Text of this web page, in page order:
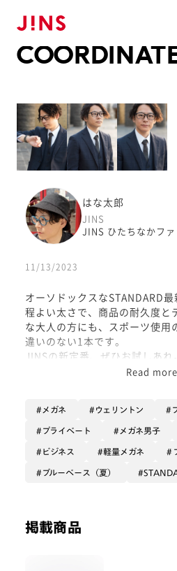
はな太郎
JINS
JINS ひたちなかフ
11/13/2023
オーソドックスなSTANDARD
程よい太さで、商品の耐久度と
な大人の方にも、スポーツ使用
違いのない1本です。
JINSの新定番、ぜひお試しあれ。
Read more
メガネ ウェリントン
プライベート メガネ男子
ビジネス 軽量メガネ
ブルーベース（夏）
掲載商品